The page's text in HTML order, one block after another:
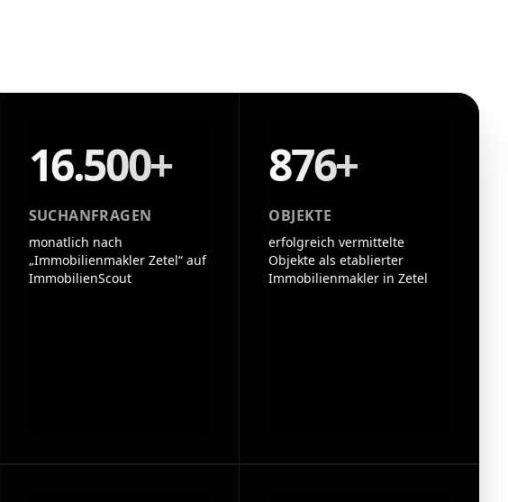
16.500+
SUCHANFRAGEN
monatlich nach
„Immobilienmakler Zetel“ auf
ImmobilienScout
876+
OBJEKTE
erfolgreich vermittelte
Objekte als etablierter
Immobilienmakler in Zetel